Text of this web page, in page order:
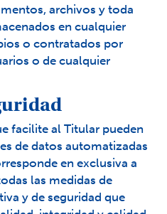
archivos y toda
en cualquier
o contratados por
o de cualquier
facilite al Titular pueden
de datos automatizadas
en exclusiva a
las medidas de
y de seguridad que